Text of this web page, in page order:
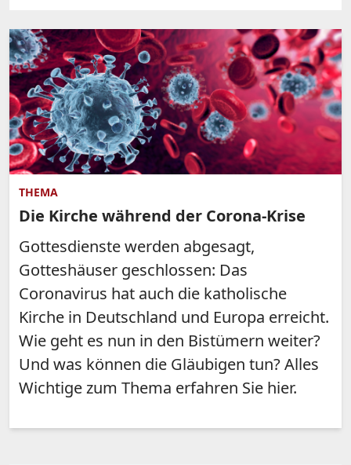
THEMA
Die Kirche während der Corona-Krise
Gottesdienste werden abgesagt,
Gotteshäuser geschlossen: Das
Coronavirus hat auch die katholische
Kirche in Deutschland und Europa erreicht.
Wie geht es nun in den Bistümern weiter?
Und was können die Gläubigen tun? Alles
Wichtige zum Thema erfahren Sie hier.